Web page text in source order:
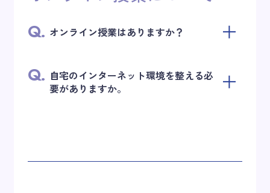
Q. オンライン授業はありますか？
Q. 自宅のインターネット環境を整える必
要がありますか。